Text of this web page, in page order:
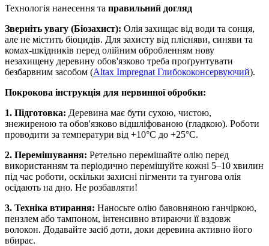
Технологія нанесення та правильний догляд
Зверніть увагу (Біозахист): Олія захищає від води та сонця,
але не містить біоцидів. Для захисту від плісняви, синяви та
комах-шкідників перед олійним обробленням нову
незахищену деревину обов'язково треба проґрунтувати
безбарвним засобом (Altax Impregnat Глибококонсервуючий).
Покрокова інструкція для первинної обробки:
1. Підготовка: Деревина має бути сухою, чистою,
знежиреною та обов'язково відшліфованою (гладкою). Роботи
проводити за температури від +10°С до +25°С.
2. Перемішування: Ретельно перемішайте олію перед
використанням та періодично перемішуйте кожні 5–10 хвилин
під час роботи, оскільки захисні пігменти та тунгова олія
осідають на дно. Не розбавляти!
3. Техніка втирання: Наносьте олію бавовняною ганчіркою,
пензлем або тампоном, інтенсивно втираючи її вздовж
волокон. Додавайте засіб доти, доки деревина активно його
вбирає.